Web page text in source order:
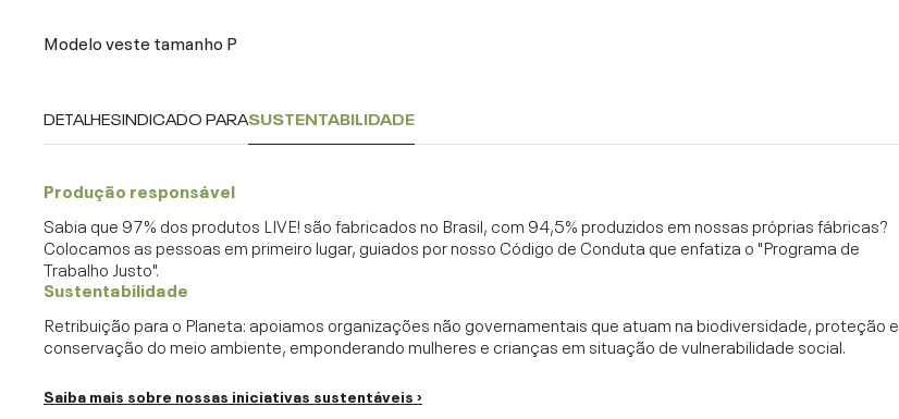
Modelo veste tamanho P
DETALHESINDICADO PARASUSTENTABILIDADE
Produção responsável
Sabia que 97% dos produtos LIVE! são fabricados no Brasil, com 94,5% produzidos em nossas próprias fábricas?
Colocamos as pessoas em primeiro lugar, guiados por nosso Código de Conduta que enfatiza o "Programa de
Trabalho Justo".
Sustentabilidade
Retribuição para o Planeta: apoiamos organizações não governamentais que atuam na biodiversidade, proteção e
conservação do meio ambiente, emponderando mulheres e crianças em situação de vulnerabilidade social.
Saiba mais sobre nossas iniciativas sustentáveis ›